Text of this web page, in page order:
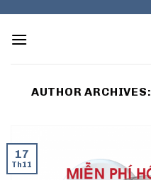
content
AUTHOR ARCHIVES:
17
Th11